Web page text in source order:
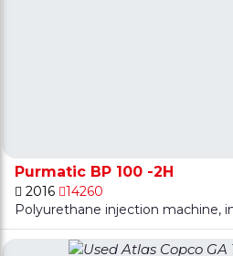
Purmatic BP 100 -2H
2016
14260
Polyurethane injection machine,